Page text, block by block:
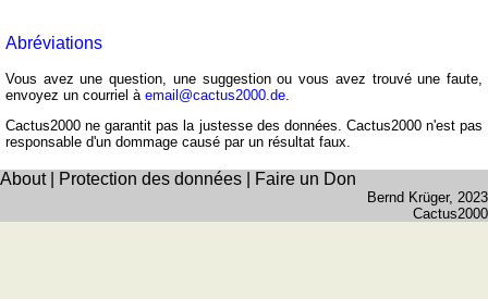
différences
Abréviations
Vous avez une question, une suggestion ou vous avez trouvé une faute,
envoyez un courriel à email@cactus2000.de
Cactus2000 ne garantit pas la justesse des données. Cactus2000 n'est pas
responsable d'un dommage causé par un résultat faux.
About| Protection des données Faire un Don
Bernd Krüger, 2023
Cactus2000